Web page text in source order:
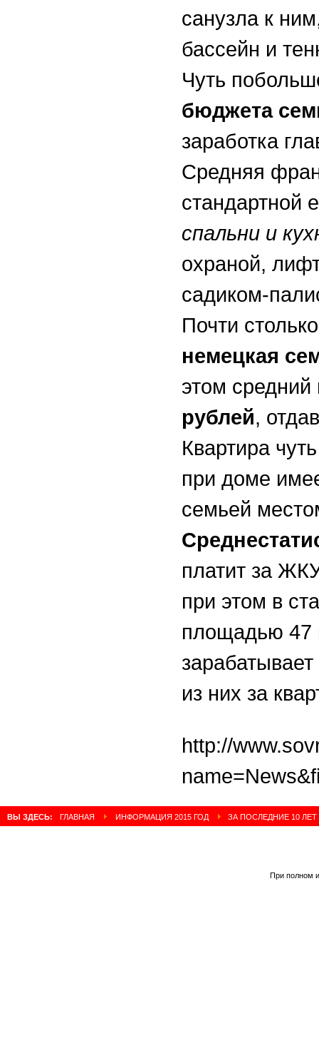
санузла к
бассейн и
Чуть
бюджета
заработка
Средняя
стандартной
спальни и
охраной,
садиком-
Почти
немецкая
этом
рублей,
Квартира
при доме
семьей
платит за
при этом в
площадью 47
из них за
http://
ВЫ ЗДЕСЬ: ГЛАВНАЯ ИНФОРМАЦИЯ 2015 ГОД ЗА ПОСЛЕДНИЕ 10
При полном